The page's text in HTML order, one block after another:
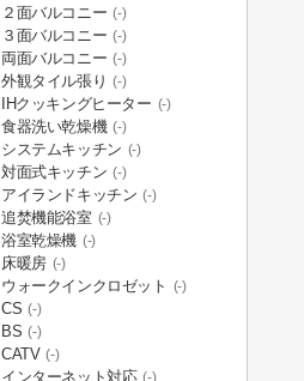
２面バルコニー (-)
３面バルコニー (-)
両面バルコニー (-)
外観タイル張り (-)
IHクッキングヒーター (-)
食器洗い乾燥機 (-)
システムキッチン (-)
対面式キッチン (-)
アイランドキッチン (-)
追焚機能浴室 (-)
浴室乾燥機 (-)
床暖房 (-)
ウォークインクロゼット (-)
CS (-)
BS (-)
CATV (-)
インターネット対応 (-)